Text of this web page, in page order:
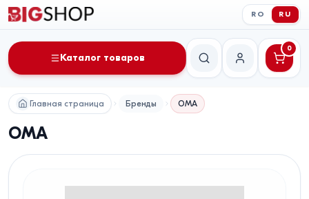
RO RU
Каталог товаров
Поиск Мой аккаунт
0
Главная страница Бренды OMA
OMA